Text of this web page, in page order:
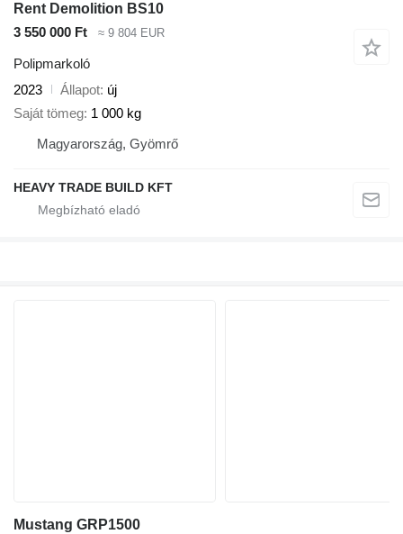
Rent Demolition BS10
3 550 000 Ft
≈ 9 804 EUR
Polipmarkoló
2023
Állapot új
Saját tömeg 1 000 kg
Magyarország, Gyömrő
HEAVY TRADE BUILD KFT
Mustang GRP1500